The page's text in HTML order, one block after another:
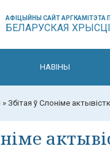
АФІЦЫЙНЫ САЙТ АРГКАМІТЭТА
БЕЛАРУСКАЯ
НАВІНЫ
» Збітая ў Слоніме